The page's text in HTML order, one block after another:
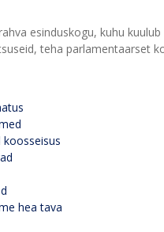
esinduskogu, kuhu
teha parlamentaarset
hea tava